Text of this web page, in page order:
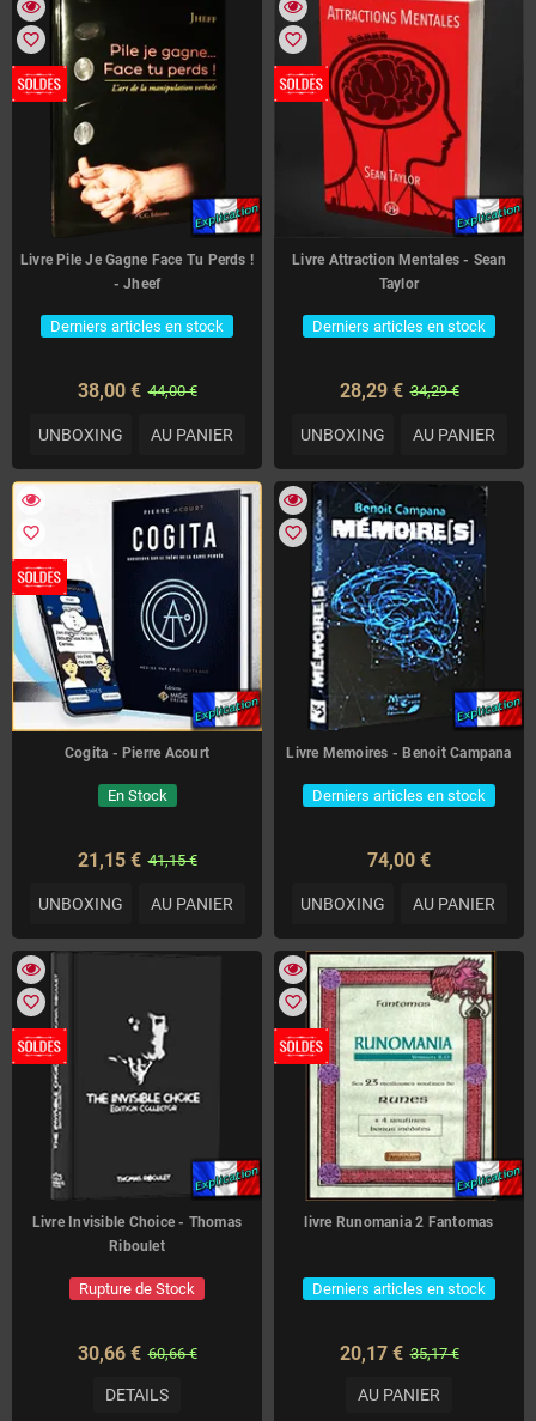
favorite_border
Livre Pile Je Gagne Face Tu Perds !
- Jheef
Derniers articles en stock
38,00 € 44,00 €
UNBOXING AU PANIER
favorite_border
Livre Attraction Mentales - Sean
Taylor
Derniers articles en stock
28,29 € 34,29 €
UNBOXING AU PANIER
favorite_border
Cogita - Pierre Acourt
En Stock
21,15 € 41,15 €
UNBOXING AU PANIER
favorite_border
Livre Memoires - Benoit Campana
Derniers articles en stock
74,00 €
UNBOXING AU PANIER
favorite_border
Livre Invisible Choice - Thomas
Riboulet
Rupture de Stock
30,66 € 60,66 €
DETAILS
favorite_border
livre Runomania 2 Fantomas
Derniers articles en stock
20,17 € 35,17 €
AU PANIER